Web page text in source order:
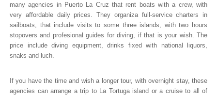
many agencies in Puerto La Cruz that rent boats with a crew, with
very affordable daily prices. They organiza full-service charters in
sailboats, that include visits to some three islands, with two hours
stopovers and profesional guides for diving, if that is your wish. The
price include diving equipment, drinks fixed with national liquors,
snaks and luch.
If you have the time and wish a longer tour, with overnight stay, these
agencies can arrange a trip to La Tortuga island or a cruise to all of